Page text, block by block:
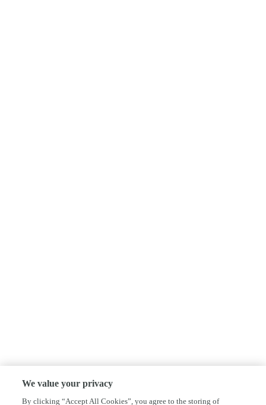
We value your privacy
By clicking “Accept All Cookies”, you agree to the storing of